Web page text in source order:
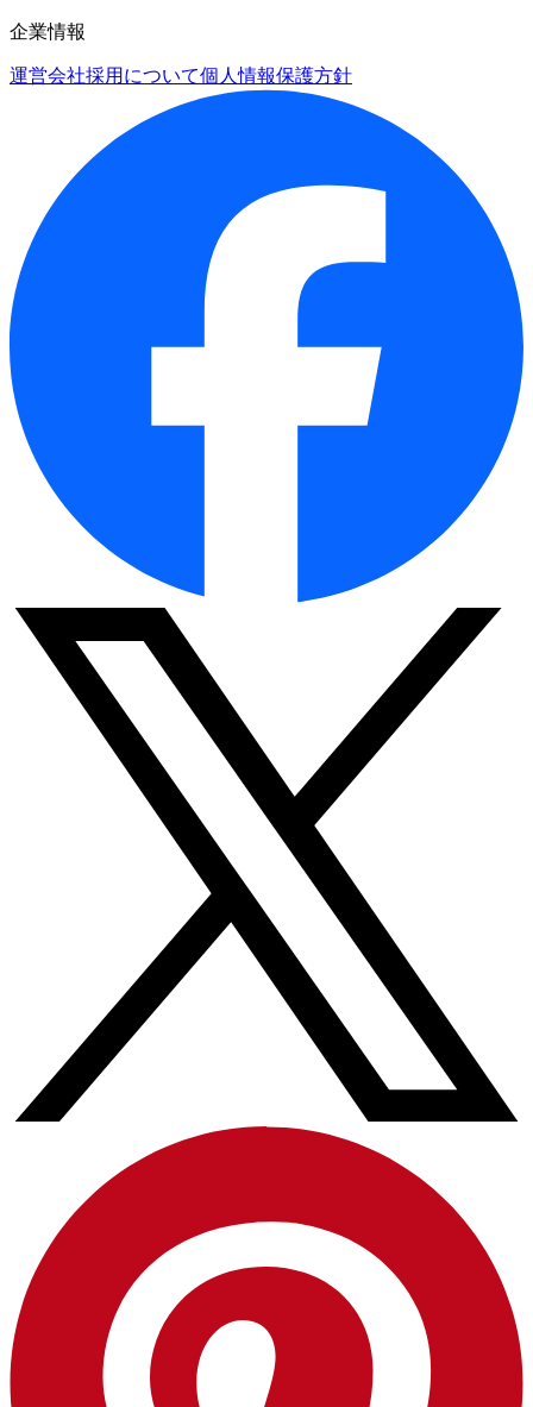
企業情報
運営会社採用について個人情報保護方針